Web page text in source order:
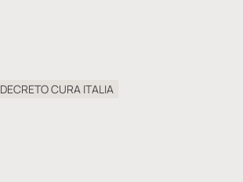
DECRETO CURA ITALIA